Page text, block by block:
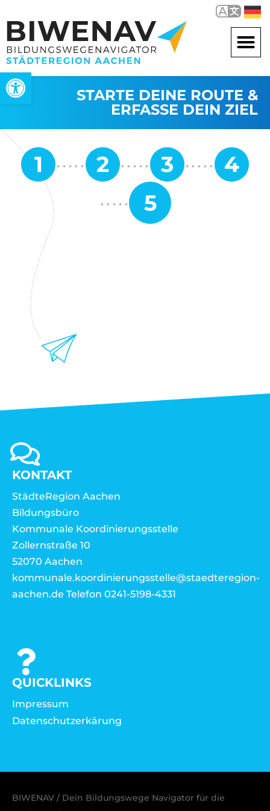
Werkzeugleiste öffnen
STARTE DEINE ROUTE &
ERFASSE DEIN ZIEL
KONTAKT
StädteRegion Aachen
Bildungsbüro
Kommunale Koordinierungsstelle
Zollernstraße 10
52070 Aachen
kommunale.koordinierungsstelle@staedteregion-
aachen.de Telefon 0241-5198-4331
QUICKLINKS
Impressum
Datenschutzerkärung
BIWENAV / Dein Bildungswege Navigator für die